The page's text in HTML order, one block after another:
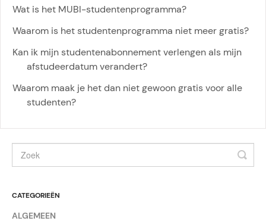
Wat is het MUBI-studentenprogramma?
Waarom is het studentenprogramma niet meer gratis?
Kan ik mijn studentenabonnement verlengen als mijn
afstudeerdatum verandert?
Waarom maak je het dan niet gewoon gratis voor alle
studenten?
CATEGORIEËN
ALGEMEEN